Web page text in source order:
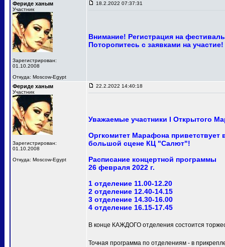
Фериде ханым
Участник
Зарегистрирован:
01.10.2008
Откуда: Moscow-Egypt
18.2.2022 07:37:31
Внимание! Регистрация на
Поторопитесь с заявками на участие!
Фериде ханым
Участник
Зарегистрирован:
01.10.2008
Откуда: Moscow-Egypt
22.2.2022 14:40:18
Уважаемые участники I Открытого
Оргкомитет Марафона приветствует
большой сцене КЦ "Салют"!
Расписание концертной программы
26 февраля 2022 г.
1 отделение 11.00-12.20
2 отделение 12.40-14.15
3 отделение 14.30-16.00
4 отделение 16.15-17.45
В конце КАЖДОГО отделения состоится
Точная программа по отделениям - в